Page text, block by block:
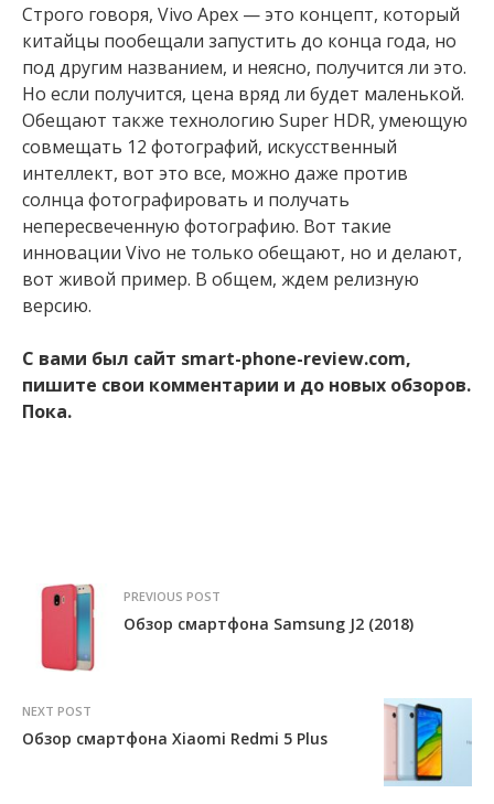
Строго говоря, Vivo Apex — это концепт, который
китайцы пообещали запустить до конца года, но
под другим названием, и неясно, получится ли это.
Но если получится, цена вряд ли будет маленькой.
Обещают также технологию Super HDR, умеющую
совмещать 12 фотографий, искусственный
интеллект, вот это все, можно даже против
солнца фотографировать и получать
непересвеченную фотографию. Вот такие
инновации Vivo не только обещают, но и делают,
вот живой пример. В общем, ждем релизную
версию.
С вами был сайт smart-phone-review.com,
пишите свои комментарии и до новых обзоров.
Пока.
PREVIOUS POST
Обзор смартфона Samsung J2 (2018)
NEXT POST
Обзор смартфона Xiaomi Redmi 5 Plus